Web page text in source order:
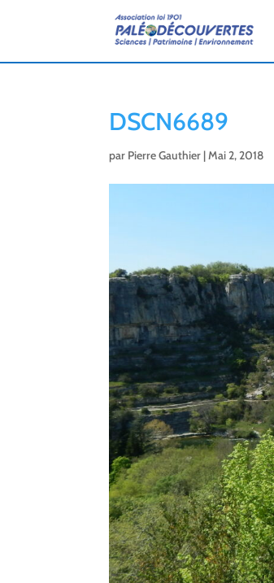
DSCN6689
par Pierre Gauthier |Mai 2, 2018